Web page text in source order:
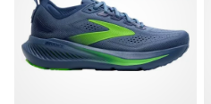
även
känt
som
iliotibialbandssyndrom